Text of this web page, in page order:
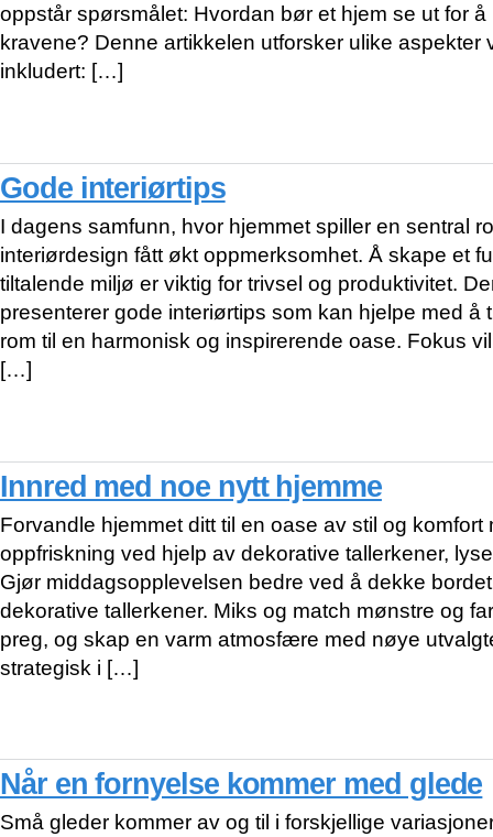
oppstår spørsmålet: Hvordan bør et hjem se ut for
kravene? Denne artikkelen utforsker ulike aspekter
inkludert: […]
Gode ​​interiørtips
I dagens samfunn, hvor hjemmet spiller en sentral
interiørdesign fått økt oppmerksomhet. Å skape et
tiltalende miljø er viktig for trivsel og produktivitet.
presenterer gode interiørtips som kan hjelpe med å
rom til en harmonisk og inspirerende oase. Fokus
[…]
Innred med noe nytt hjemme
Forvandle hjemmet ditt til en oase av stil og komfort
oppfriskning ved hjelp av dekorative tallerkener,
Gjør middagsopplevelsen bedre ved å dekke
dekorative tallerkener. Miks og match mønstre og
preg, og skap en varm atmosfære med nøye
strategisk i […]
Når en fornyelse kommer med glede
Små gleder kommer av og til i forskjellige